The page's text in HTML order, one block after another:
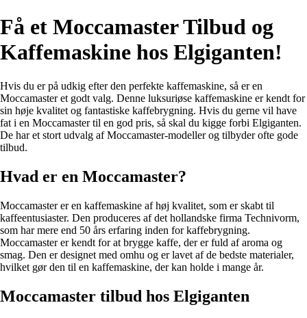
Få et Moccamaster Tilbud og
Kaffemaskine hos Elgiganten!
Hvis du er på udkig efter den perfekte kaffemaskine, så er en
Moccamaster et godt valg. Denne luksuriøse kaffemaskine er kendt for
sin høje kvalitet og fantastiske kaffebrygning. Hvis du gerne vil have
fat i en Moccamaster til en god pris, så skal du kigge forbi Elgiganten.
De har et stort udvalg af Moccamaster-modeller og tilbyder ofte gode
tilbud.
Hvad er en Moccamaster?
Moccamaster er en kaffemaskine af høj kvalitet, som er skabt til
kaffeentusiaster. Den produceres af det hollandske firma Technivorm,
som har mere end 50 års erfaring inden for kaffebrygning.
Moccamaster er kendt for at brygge kaffe, der er fuld af aroma og
smag. Den er designet med omhu og er lavet af de bedste materialer,
hvilket gør den til en kaffemaskine, der kan holde i mange år.
Moccamaster tilbud hos Elgiganten